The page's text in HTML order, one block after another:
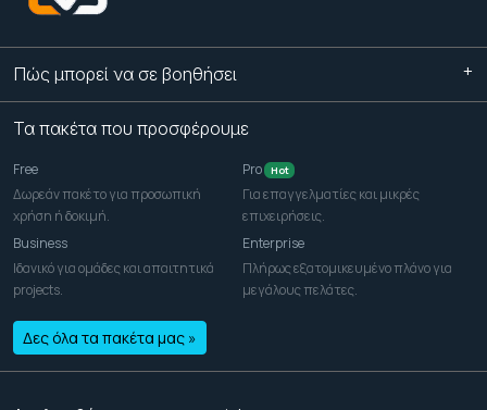
Πώς μπορεί να σε βοηθήσει
Τα πακέτα που προσφέρουμε
Free
Δωρεάν πακέτο για προσωπική
χρήση ή δοκιμή.
Pro Hot
Για επαγγελματίες και μικρές
επιχειρήσεις.
Business
Ιδανικό για ομάδες και απαιτητικά
projects.
Enterprise
Πλήρως εξατομικευμένο πλάνο για
μεγάλους πελάτες.
Δες όλα τα πακέτα μας »